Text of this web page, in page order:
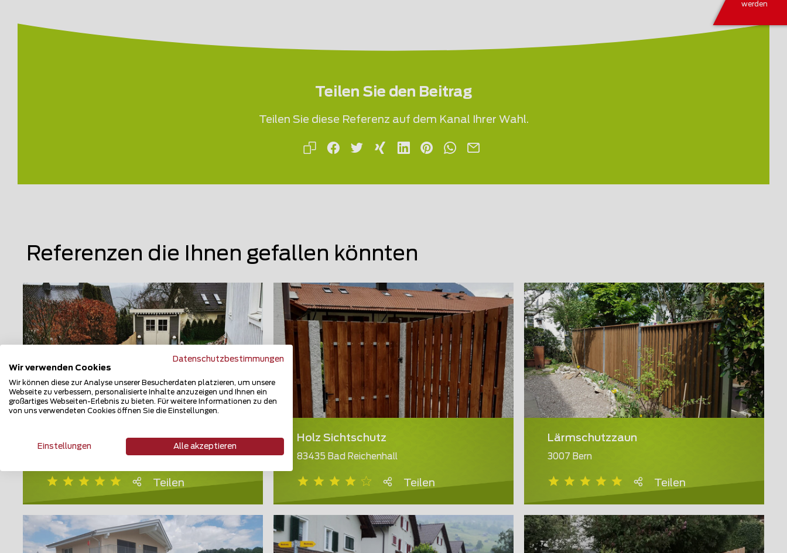
werden
Teilen Sie den Beitrag
Teilen Sie diese Referenz auf dem Kanal Ihrer Wahl.
Referenzen die Ihnen gefallen könnten
Teilen
Holz Sichtschutz
83435 Bad Reichenhall
Teilen
Lärmschutzzaun
3007 Bern
Teilen
Datenschutzbestimmungen
Wir verwenden Cookies
Wir können diese zur Analyse unserer Besucherdaten platzieren, um unsere
Webseite zu verbessern, personalisierte Inhalte anzuzeigen und Ihnen ein
großartiges Webseiten-Erlebnis zu bieten. Für weitere Informationen zu den
von uns verwendeten Cookies öffnen Sie die Einstellungen.
Einstellungen Alle akzeptieren